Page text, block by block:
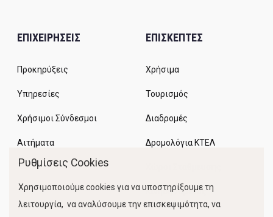
ΕΠΙΧΕΙΡΗΣΕΙΣ
Προκηρύξεις
Υπηρεσίες
Χρήσιμοι Σύνδεσμοι
Αιτήματα
ΕΠΙΣΚΕΠΤΕΣ
Χρήσιμα
Τουρισμός
Διαδρομές
Δρομολόγια ΚΤΕΛ
Κίνηση Λιμένος
Ρυθμίσεις Cookies
Χρησιμοποιούμε cookies για να υποστηρίξουμε τη
λειτουργία, να αναλύσουμε την επισκεψιμότητα, να